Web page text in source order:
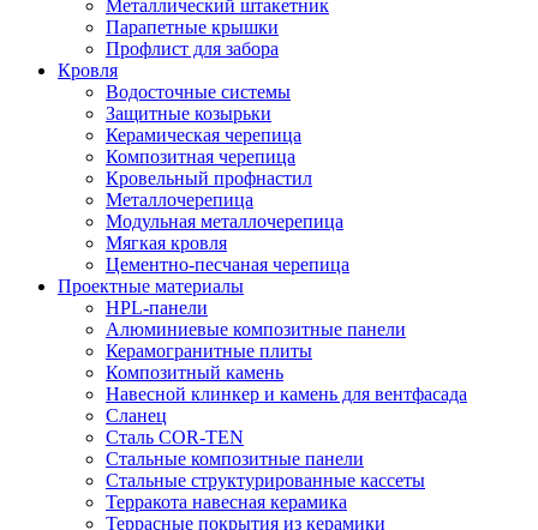
Металлический штакетник
Парапетные крышки
Профлист для забора
Кровля
Водосточные системы
Защитные козырьки
Керамическая черепица
Композитная черепица
Кровельный профнастил
Металлочерепица
Модульная металлочерепица
Мягкая кровля
Цементно-песчаная черепица
Проектные материалы
HPL-панели
Алюминиевые композитные панели
Керамогранитные плиты
Композитный камень
Навесной клинкер и камень для вентфасада
Сланец
Сталь COR-TEN
Стальные композитные панели
Стальные структурированные кассеты
Терракота навесная керамика
Террасные покрытия из керамики